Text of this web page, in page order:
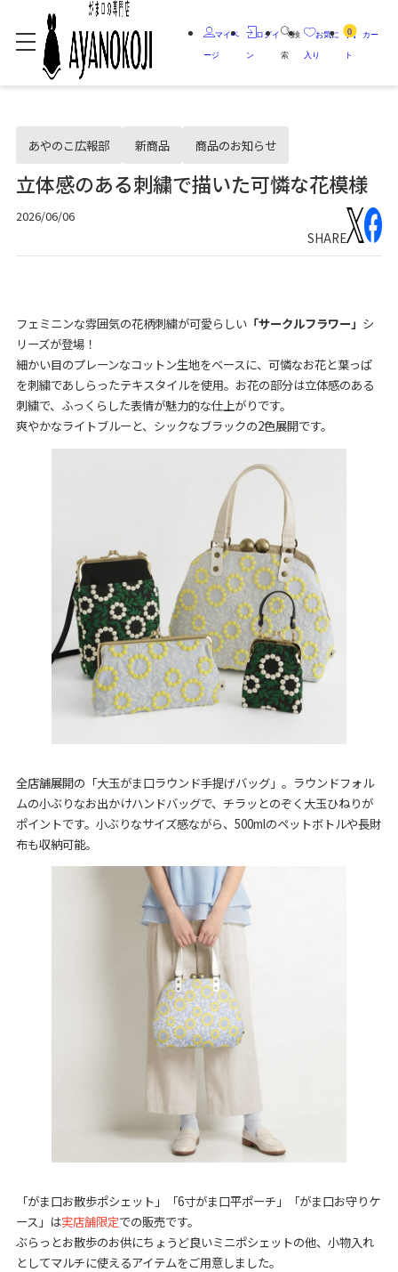
マイペ
ージ
ログイ
ン
検
索
お気に
入り
0 カー
ト
あやのこ広報部 新商品 商品のお知らせ
立体感のある刺繍で描いた可憐な花模様
2026/06/06
SHARE
フェミニンな雰囲気の花柄刺繍が可愛らしい「サークルフラワー」 シ
リーズが登場！
細かい目のプレーンなコットン生地をベースに、可憐なお花と葉っぱ
を刺繍であしらったテキスタイルを使用。お花の部分は立体感のある
刺繍で、ふっくらした表情が魅力的な仕上がりです。
爽やかなライトブルーと、シックなブラックの2色展開です。
全店舗展開の「大玉がま口ラウンド手提げバッグ」。ラウンドフォル
ムの小ぶりなお出かけハンドバッグで、チラッとのぞく大玉ひねりが
ポイントです。小ぶりなサイズ感ながら、500mlのペットボトルや長財
布も収納可能。
「がま口お散歩ポシェット」「6寸がま口平ポーチ」「がま口お守りケ
ース」は実店舗限定での販売です。
ぶらっとお散歩のお供にちょうど良いミニポシェットの他、小物入れ
としてマルチに使えるアイテムをご用意しました。